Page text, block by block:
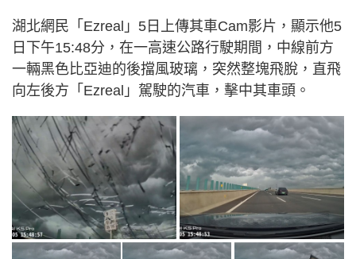
湖北網民「Ezreal」5日上傳其車Cam影片，顯示他5
日下午15:48分，在一高速公路行駛期間，中線前方
一輛黑色比亞迪的後擋風玻璃，突然整塊飛脫，直飛
向左後方「Ezreal」駕駛的汽車，擊中其車頭。